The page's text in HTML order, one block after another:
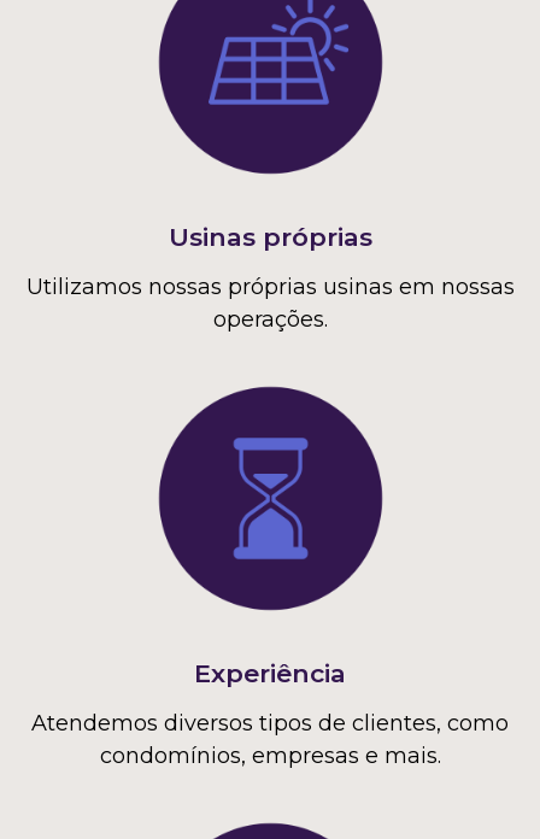
Usinas próprias
Utilizamos nossas próprias usinas em nossas
operações.
Experiência
Atendemos diversos tipos de clientes, como
condomínios, empresas e mais.